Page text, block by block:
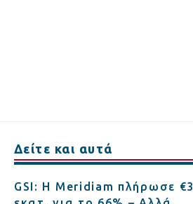
Δείτε και αυτά
GSI: Η Meridiam πλήρωσε €3